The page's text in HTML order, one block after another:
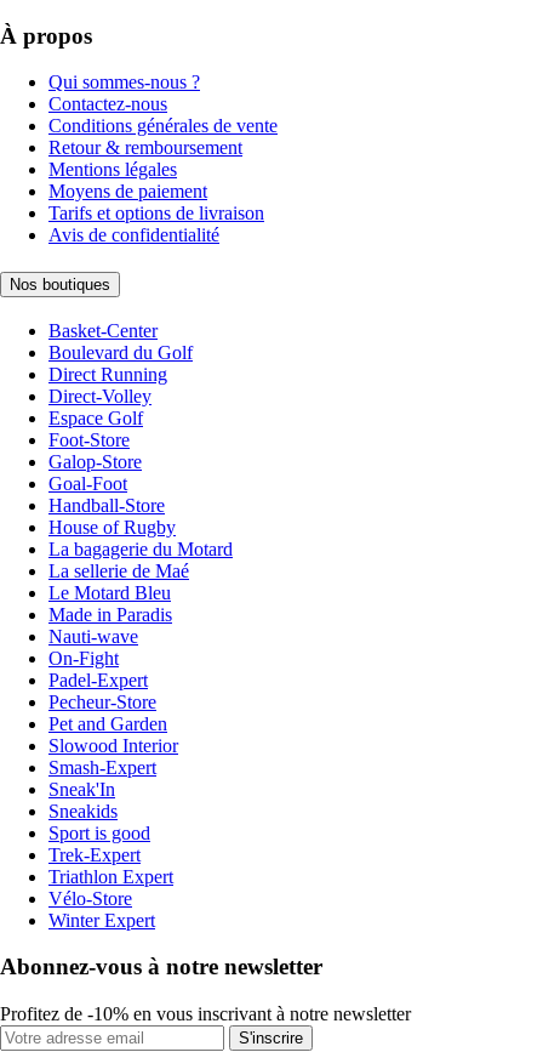
À propos
Qui sommes-nous ?
Contactez-nous
Conditions générales de vente
Retour & remboursement
Mentions légales
Moyens de paiement
Tarifs et options de livraison
Avis de confidentialité
Nos boutiques
Basket-Center
Boulevard du Golf
Direct Running
Direct-Volley
Espace Golf
Foot-Store
Galop-Store
Goal-Foot
Handball-Store
House of Rugby
La bagagerie du Motard
La sellerie de Maé
Le Motard Bleu
Made in Paradis
Nauti-wave
On-Fight
Padel-Expert
Pecheur-Store
Pet and Garden
Slowood Interior
Smash-Expert
Sneak'In
Sneakids
Sport is good
Trek-Expert
Triathlon Expert
Vélo-Store
Winter Expert
Abonnez-vous à notre newsletter
Profitez de -10% en vous inscrivant à notre newsletter
S'inscrire